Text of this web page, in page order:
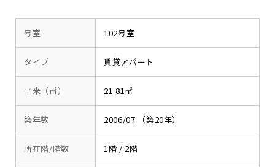
号室 102号室
タイプ 賃貸アパート
平米（㎡） 21.81㎡
築年数 2006/07 （築20年）
所在階/階数 1階 / 2階